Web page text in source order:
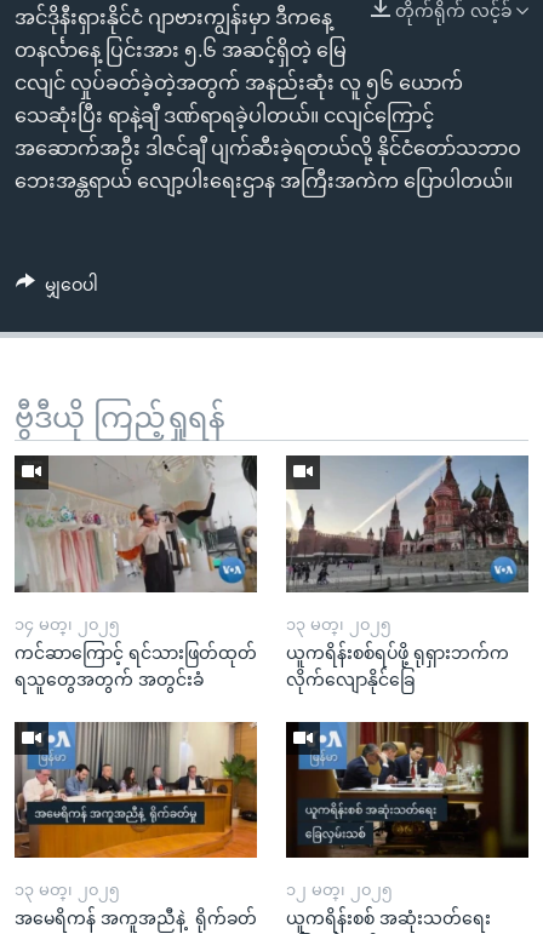
တိုက်ရိုက် လင့်ခ်
အင်ဒိုနီးရှားနိုင်ငံ ဂျာဗားကျွန်းမှာ ဒီကနေ့
တနင်္လာနေ့ ပြင်းအား ၅.၆ အဆင့်ရှိတဲ့ မြေ
ငလျင် လှုပ်ခတ်ခဲ့တဲ့အတွက် အနည်းဆုံး လူ ၅၆ ယောက်
သေဆုံးပြီး ရာနဲ့ချီ ဒဏ်ရာရခဲ့ပါတယ်။ ငလျင်ကြောင့်
အဆောက်အဦး ဒါဇင်ချီ ပျက်ဆီးခဲ့ရတယ်လို့ နိုင်ငံတော်သဘာဝ
ဘေးအန္တရာယ် လျော့ပါးရေးဌာန အကြီးအကဲက ပြောပါတယ်။
မျှဝေပါ
ဗွီဒီယို ကြည့်ရှုရန်
၁၄ မတ္၊ ၂၀၂၅
ကင်ဆာကြောင့် ရင်သားဖြတ်ထုတ်
ရသူတွေအတွက် အတွင်းခံ
၁၃ မတ္၊ ၂၀၂၅
ယူကရိန်းစစ်ရပ်ဖို့ ရုရှားဘက်က
လိုက်လျောနိုင်ခြေ
၁၃ မတ္၊ ၂၀၂၅
အမေရိကန် အကူအညီနဲ့ ရိုက်ခတ်
၁၂ မတ္၊ ၂၀၂၅
ယူကရိန်းစစ် အဆုံးသတ်ရေး